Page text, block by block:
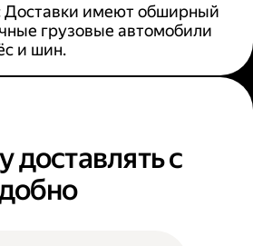
Доставки имеют обширный
грузовые автомобили
и шин.
доставлять с